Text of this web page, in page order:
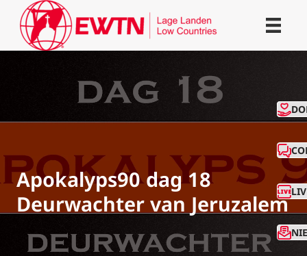
Apokalyps90 dag 18
Deurwachter van Jeruzalem